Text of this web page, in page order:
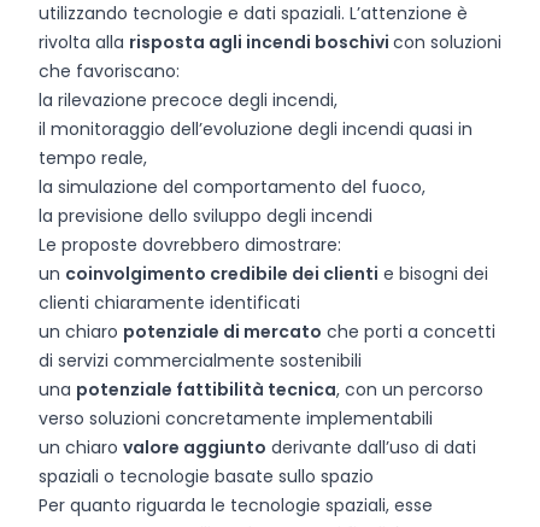
utilizzando tecnologie e dati spaziali. L’attenzione è
rivolta alla risposta agli incendi boschivi con soluzioni
che favoriscano:
la rilevazione precoce degli incendi,
il monitoraggio dell’evoluzione degli incendi quasi in
tempo reale,
la simulazione del comportamento del fuoco,
la previsione dello sviluppo degli incendi
Le proposte dovrebbero dimostrare:
un coinvolgimento credibile dei clienti e bisogni dei
clienti chiaramente identificati
un chiaro potenziale di mercato che porti a concetti
di servizi commercialmente sostenibili
una potenziale fattibilità tecnica, con un percorso
verso soluzioni concretamente implementabili
un chiaro valore aggiunto derivante dall’uso di dati
spaziali o tecnologie basate sullo spazio
Per quanto riguarda le tecnologie spaziali, esse